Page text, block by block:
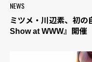
NEWS
ミツメ・川辺素、初の
Show at WWW』開催